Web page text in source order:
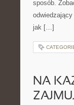
sposób.
jak […]
NA